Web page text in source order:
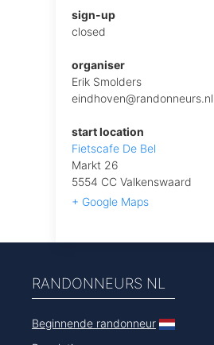
sign-up
closed
organiser
Erik Smolders
eindhoven@randonneurs.nl
start location
Fietscafe De Bel
Markt 26
5554 CC Valkenswaard
+ Google Maps
RANDONNEURS NL
Beginnende randonneur